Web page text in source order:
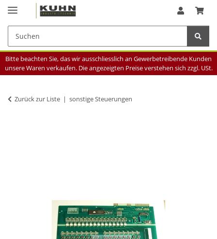
Bitte beachten Sie, das wir ausschliesslich an Gewerbetreibende Kunden
unsere Waren verkaufen. Die angezeigten Preise verstehen sich zzgl. USt.
Zurück zur Liste sonstige Steuerungen